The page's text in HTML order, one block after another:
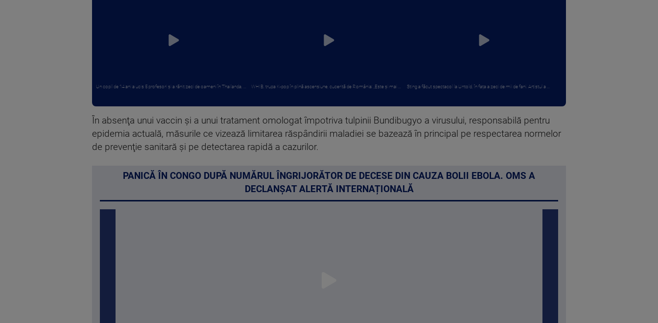
Un copil de 14 ani a ucis 5 profesori și a rănit zeci de oameni în Thailanda, ... WHIB, trupa K-pop în plină ascensiune, cucerită de România: „Este și mai ... Sting a făcut spectacol la Untold, în fața a zeci de mii de fani. Artistul a ...
În absenţa unui vaccin şi a unui tratament omologat împotriva tulpinii Bundibugyo a virusului, responsabilă pentru
epidemia actuală, măsurile ce vizează limitarea răspândirii maladiei se bazează în principal pe respectarea normelor
de prevenţie sanitară şi pe detectarea rapidă a cazurilor.
PANICĂ ÎN CONGO DUPĂ NUMĂRUL ÎNGRIJORĂTOR DE DECESE DIN CAUZA BOLII EBOLA. OMS A
DECLANȘAT ALERTĂ INTERNAȚIONALĂ